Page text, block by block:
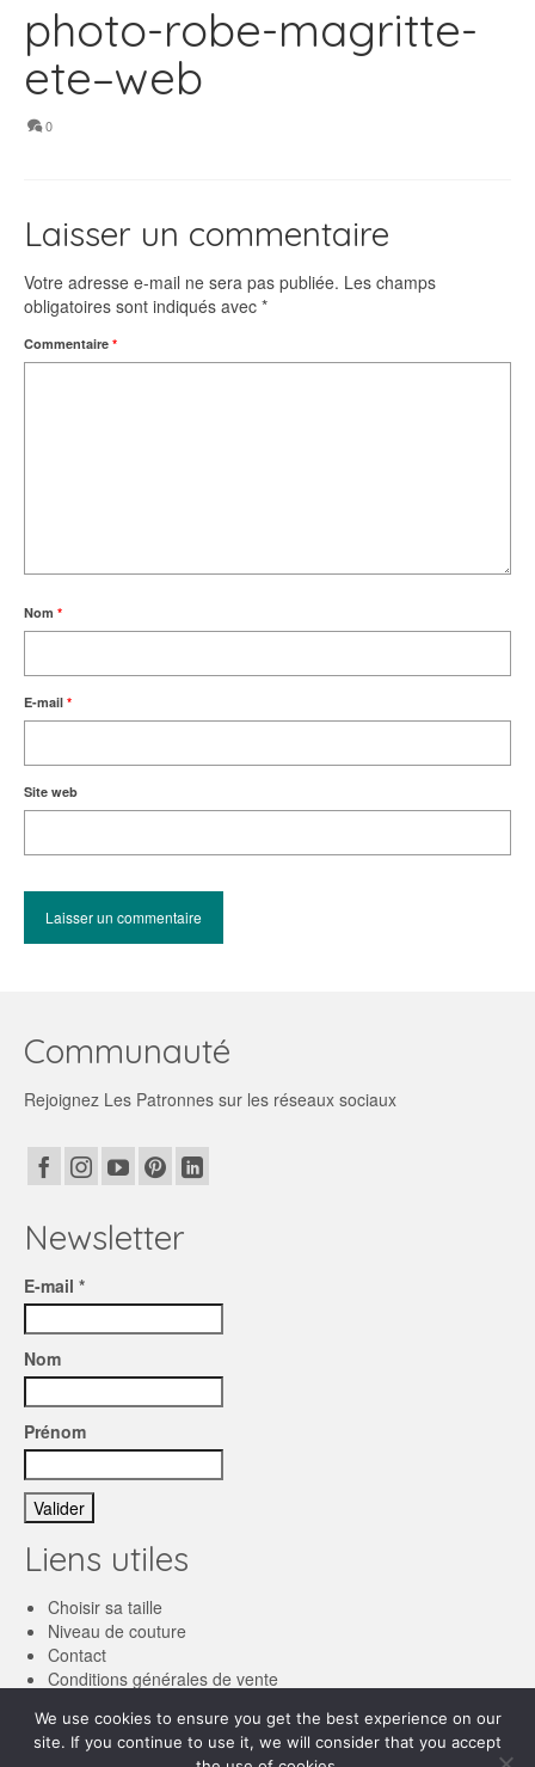
photo-robe-magritte-
ete–web
0
Laisser un commentaire
Votre adresse e-mail ne sera pas publiée. Les champs
obligatoires sont indiqués avec *
Commentaire *
Nom *
E-mail *
Site web
Communauté
Rejoignez Les Patronnes sur les réseaux sociaux
Newsletter
E-mail *
Nom
Prénom
Liens utiles
Choisir sa taille
Niveau de couture
Contact
Conditions générales de vente
We use cookies to ensure you get the best experience on our
site. If you continue to use it, we will consider that you accept